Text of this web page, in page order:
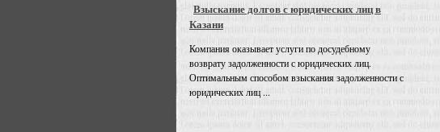
Взыскание долгов с юридических лиц в
Казани
Компания оказывает услуги по досудебному
возврату задолженности с юридических лиц.
Оптимальным способом взыскания задолженности с
юридических лиц ...